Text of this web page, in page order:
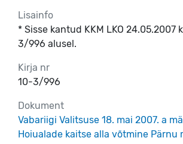
Lisainfo
* Sisse kantud KKM LKO 24.05.2007
3/996 alusel.
Kirja nr
10-3/996
Dokument
Vabariigi Valitsuse 18. mai 2007. a
Hoiualade kaitse alla võtmine Pärnu